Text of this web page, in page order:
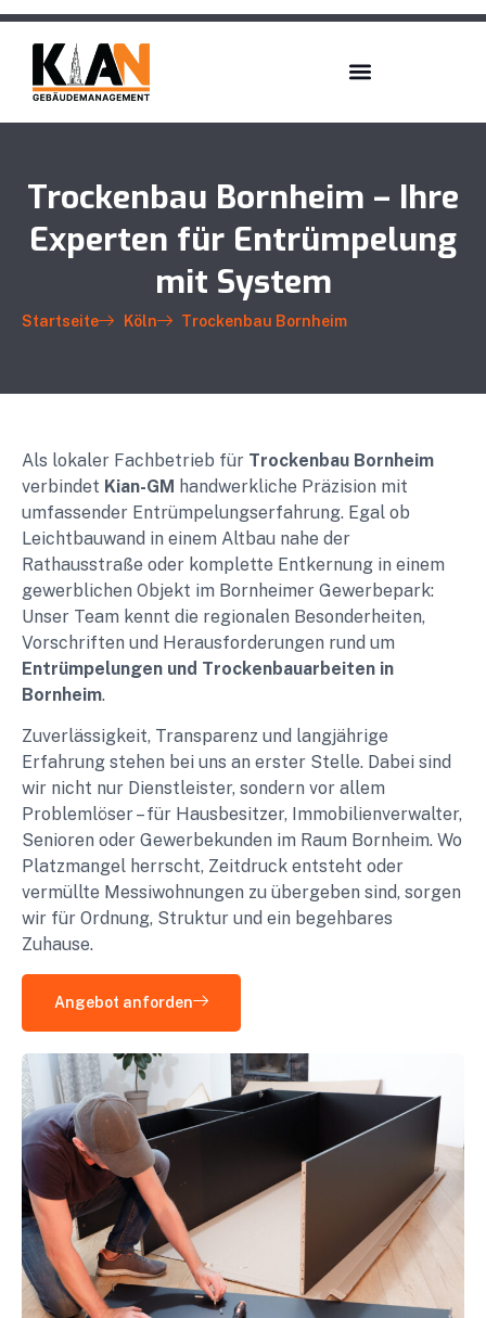
Trockenbau Bornheim – Ihre
Experten für Entrümpelung
mit System
Startseite Köln Trockenbau Bornheim
Als lokaler Fachbetrieb für Trockenbau Bornheim
verbindet Kian-GM handwerkliche Präzision mit
umfassender Entrümpelungserfahrung. Egal ob
Leichtbauwand in einem Altbau nahe der
Rathausstraße oder komplette Entkernung in einem
gewerblichen Objekt im Bornheimer Gewerbepark:
Unser Team kennt die regionalen Besonderheiten,
Vorschriften und Herausforderungen rund um
Entrümpelungen und Trockenbauarbeiten in
Bornheim.
Zuverlässigkeit, Transparenz und langjährige
Erfahrung stehen bei uns an erster Stelle. Dabei sind
wir nicht nur Dienstleister, sondern vor allem
Problemlöser – für Hausbesitzer, Immobilienverwalter,
Senioren oder Gewerbekunden im Raum Bornheim. Wo
Platzmangel herrscht, Zeitdruck entsteht oder
vermüllte Messiwohnungen zu übergeben sind, sorgen
wir für Ordnung, Struktur und ein begehbares
Zuhause.
Angebot anforden